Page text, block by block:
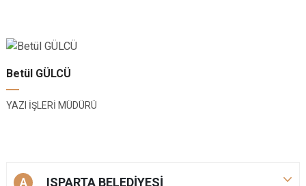
Betül GÜLCÜ
YAZI İŞLERİ MÜDÜRÜ
A ISPARTA BELEDİYESİ